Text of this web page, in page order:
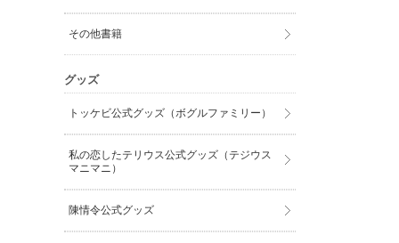
その他書籍
グッズ
トッケビ公式グッズ（ボグルファミリー）
私の恋したテリウス公式グッズ（テジウス
マニマニ）
陳情令公式グッズ